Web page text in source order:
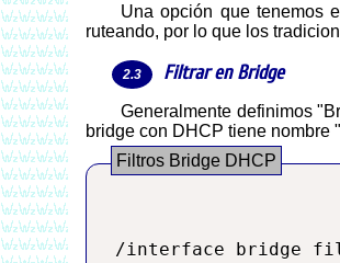
Una opción que tenemos es bloquear las respuestas DHCP con IP distintos al nuestro, pero nuestro problema es que no estamos
ruteando, por lo que los
Filtrar en Bridge
Generalmente definimos "Bridge" para unir nuestra red LAN con una Wi-Fi o con algún tunel PPTP u otros. Considerando que nuestro
bridge con DHCP tiene nombre
/interface bridge